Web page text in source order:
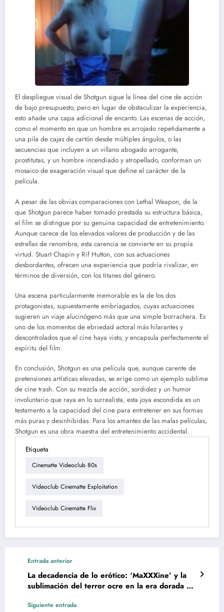
El despliegue visual de Shotgun sigue la línea del cine de acción
de bajo presupuesto, pero en lugar de obstaculizar la experiencia,
esto añade una capa adicional de encanto. Las escenas de acción,
como el momento en que un hombre es arrojado repetidamente a
una pila de cajas de cartón desde múltiples ángulos, o las
secuencias que incluyen a un villano abogado arrogante,
prostitutas, y un hombre incendiado y atropellado, conforman un
mosaico de exageración visual que define el carácter de la
película.
A pesar de las obvias comparaciones con Lethal Weapon, de la
que Shotgun parece haber tomado prestada su estructura básica,
el film se distingue por su genuina capacidad de entretenimiento.
Aunque carece de los elevados valores de producción y de las
estrellas de renombre, esta carencia se convierte en su propia
virtud. Stuart Chapin y Rif Hutton, con sus actuaciones
desbordantes, ofrecen una experiencia que podría rivalizar, en
términos de diversión, con los titanes del género.
Una escena particularmente memorable es la de los dos
protagonistas, supuestamente embriagados, cuyas actuaciones
sugieren un viaje alucinógeno más que una simple borrachera. Es
uno de los momentos de ebriedad actoral más hilarantes y
descontrolados que el cine haya visto, y encapsula perfectamente el
espíritu del film.
En conclusión, Shotgun es una película que, aunque carente de
pretensiones artísticas elevadas, se erige como un ejemplo sublime
de cine trash. Con su mezcla de acción, sordidez y un humor
involuntario que raya en lo surrealista, esta joya escondida es un
testamento a la capacidad del cine para entretener en sus formas
más puras y desinhibidas. Para los amantes de las malas películas,
Shotgun es una obra maestra del entretenimiento accidental.
Etiqueta
Cinematte Videoclub 80s
Videoclub Cinematte Exploitation
Videoclub Cinematte Flix
Entrada anterior
La decadencia de lo erótico: ‘MaXXXine’ y la
sublimación del terror ocre en la era dorada de
Siguiente entrada